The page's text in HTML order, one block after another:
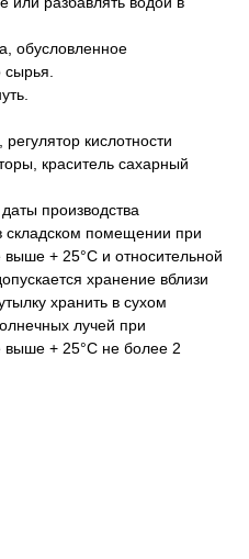
обусловленное
кислотности
краситель сахарный
производства
складском помещении при
+ 25°С и относительной
хранение вблизи
хранить в сухом
лучей при
выше + 25°С не более 2